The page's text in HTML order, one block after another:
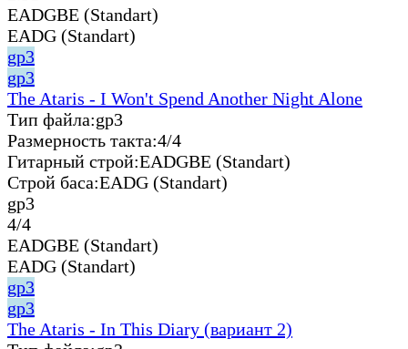
EADGBE (Standart)
EADG (Standart)
gp3
gp3
The Ataris - I Won't Spend Another Night Alone
Тип файла:gp3
Размерность такта:4/4
Гитарный строй:EADGBE (Standart)
Строй баса:EADG (Standart)
gp3
4/4
EADGBE (Standart)
EADG (Standart)
gp3
gp3
The Ataris - In This Diary (вариант 2)